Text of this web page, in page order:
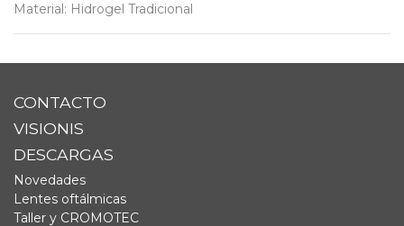
Material : Hidrogel Tradicional
CONTACTO
VISIONIS
DESCARGAS
Novedades
Lentes oftálmicas
Taller y CROMOTEC